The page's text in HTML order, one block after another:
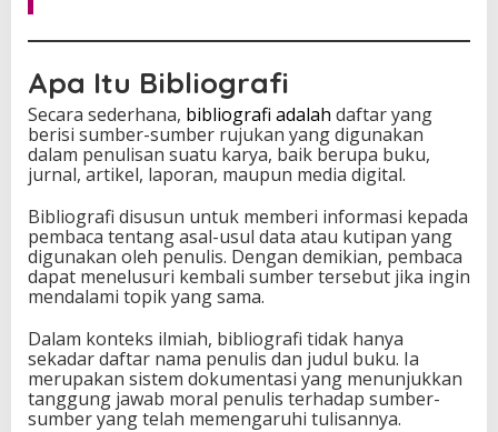
a
n
d
a
l
a
S
e
b
u
a
h
K
a
r
y
a
Apa Itu Bibliografi
Secara sederhana, bibliografi adalah daftar yang
berisi sumber-sumber rujukan yang digunakan
dalam penulisan suatu karya, baik berupa buku,
jurnal, artikel, laporan, maupun media digital.
Bibliografi disusun untuk memberi informasi kepada
pembaca tentang asal-usul data atau kutipan yang
digunakan oleh penulis. Dengan demikian, pembaca
dapat menelusuri kembali sumber tersebut jika ingin
mendalami topik yang sama.
Dalam konteks ilmiah, bibliografi tidak hanya
sekadar daftar nama penulis dan judul buku. Ia
merupakan sistem dokumentasi yang menunjukkan
tanggung jawab moral penulis terhadap sumber-
sumber yang telah memengaruhi tulisannya.